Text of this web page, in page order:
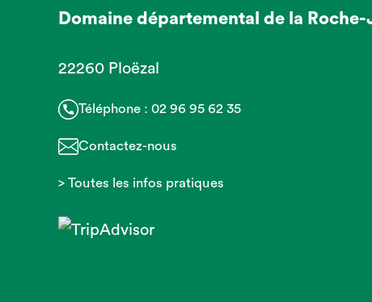
Domaine départemental de la Roche-
22260 Ploëzal
Téléphone : 02 96 95 62 35
Contactez-nous
> Toutes les infos pratiques